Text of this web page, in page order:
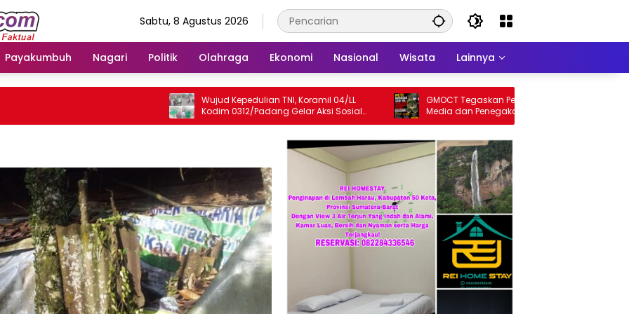
Sabtu, 8 Agustus 2026
Payakumbuh Nagari Politik Olahraga Ekonomi Nasional Wisata Lainnya
Wujud Kepedulian TNI, Koramil 04/LL
Kodim 0312/Padang Gelar Aksi Sosial
Jum’at Berkah untuk Masyarakat
GMOCT Tegaskan Pentingnya Sinergi
Media dan Penegakan Hukum Demi
Masa Depan Kabupaten Limapuluh Kota